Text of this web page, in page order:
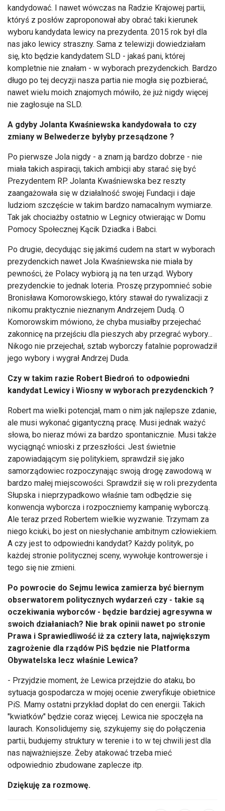
kandydować. I nawet wówczas na Radzie Krajowej partii,
któryś z posłów zaproponował aby obrać taki kierunek
wyboru kandydata lewicy na prezydenta. 2015 rok był dla
nas jako lewicy straszny. Sama z telewizji dowiedziałam
się, kto będzie kandydatem SLD - jakaś pani, której
kompletnie nie znałam - w wyborach prezydenckich. Bardzo
długo po tej decyzji nasza partia nie mogła się pozbierać,
nawet wielu moich znajomych mówiło, że już nigdy więcej
nie zagłosuje na SLD.
A gdyby Jolanta Kwaśniewska kandydowała to czy
zmiany w Belwederze byłyby przesądzone ?
Po pierwsze Jola nigdy - a znam ją bardzo dobrze - nie
miała takich aspiracji, takich ambicji aby starać się być
Prezydentem RP. Jolanta Kwaśniewska bez reszty
zaangażowała się w działalność swojej Fundacji i daje
ludziom szczęście w takim bardzo namacalnym wymiarze.
Tak jak chociażby ostatnio w Legnicy otwierając w Domu
Pomocy Społecznej Kącik Dziadka i Babci.
Po drugie, decydując się jakimś cudem na start w wyborach
prezydenckich nawet Jola Kwaśniewska nie miała by
pewności, że Polacy wybiorą ją na ten urząd. Wybory
prezydenckie to jednak loteria. Proszę przypomnieć sobie
Bronisława Komorowskiego, który stawał do rywalizacji z
nikomu praktycznie nieznanym Andrzejem Dudą. O
Komorowskim mówiono, że chyba musiałby przejechać
zakonnicę na przejściu dla pieszych aby przegrać wybory...
Nikogo nie przejechał, sztab wyborczy fatalnie poprowadził
jego wybory i wygrał Andrzej Duda.
Czy w takim razie Robert Biedroń to odpowiedni
kandydat Lewicy i Wiosny w wyborach prezydenckich ?
Robert ma wielki potencjał, mam o nim jak najlepsze zdanie,
ale musi wykonać gigantyczną pracę. Musi jednak ważyć
słowa, bo nieraz mówi za bardzo spontanicznie. Musi także
wyciągnąć wnioski z przeszłości. Jest świetnie
zapowiadającym się politykiem, sprawdził się jako
samorządowiec rozpoczynając swoją drogę zawodową w
bardzo małej miejscowości. Sprawdził się w roli prezydenta
Słupska i nieprzypadkowo właśnie tam odbędzie się
konwencja wyborcza i rozpoczniemy kampanię wyborczą.
Ale teraz przed Robertem wielkie wyzwanie. Trzymam za
niego kciuki, bo jest on niesłychanie ambitnym człowiekiem.
A czy jest to odpowiedni kandydat? Każdy polityk, po
każdej stronie politycznej sceny, wywołuje kontrowersje i
tego się nie zmieni.
Po powrocie do Sejmu lewica zamierza być biernym
obserwatorem politycznych wydarzeń czy - takie są
oczekiwania wyborców - będzie bardziej agresywna w
swoich działaniach? Nie brak opinii nawet po stronie
Prawa i Sprawiedliwość iż za cztery lata, największym
zagrożenie dla rządów PiS będzie nie Platforma
Obywatelska lecz właśnie Lewica?
- Przyjdzie moment, że Lewica przejdzie do ataku, bo
sytuacja gospodarcza w mojej ocenie zweryfikuje obietnice
PiS. Mamy ostatni przykład dopłat do cen energii. Takich
"kwiatków" będzie coraz więcej. Lewica nie spoczęła na
laurach. Konsolidujemy się, szykujemy się do połączenia
partii, budujemy struktury w terenie i to w tej chwili jest dla
nas najważniejsze. Żeby atakować trzeba mieć
odpowiednio zbudowane zaplecze itp.
Dziękuję za rozmowę.